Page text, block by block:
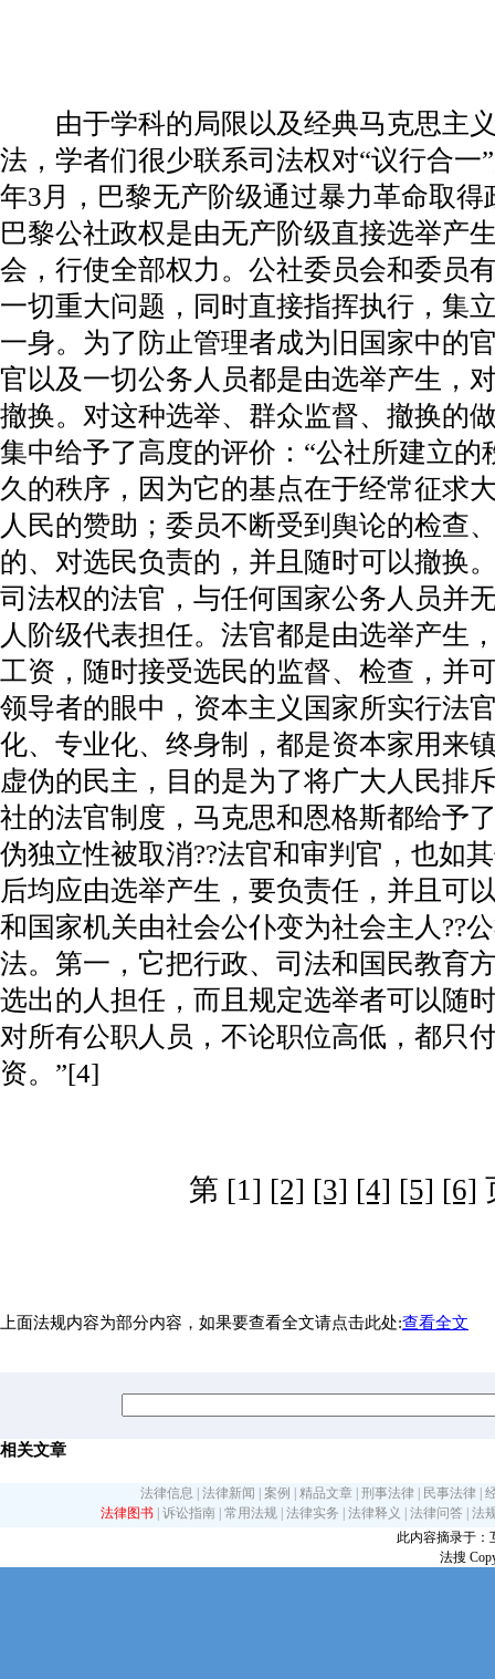
由于学科的局限以及经典马克思主义
法，学者们很少联系司法权对“议行合一
年3月，巴黎无产阶级通过暴力革命取
巴黎公社政权是由无产阶级直接选举产
会，行使全部权力。公社委员会和委员
一切重大问题，同时直接指挥执行，集
一身。为了防止管理者成为旧国家中的
官以及一切公务人员都是由选举产生，
撤换。对这种选举、群众监督、撤换的
集中给予了高度的评价：“公社所建立
久的秩序，因为它的基点在于经常征求
人民的赞助；委员不断受到舆论的检查
的、对选民负责的，并且随时可以撤换
司法权的法官，与任何国家公务人员并
人阶级代表担任。法官都是由选举产生
工资，随时接受选民的监督、检查，并
领导者的眼中，资本主义国家所实行法
化、专业化、终身制，都是资本家用来
虚伪的民主，目的是为了将广大人民排
社的法官制度，马克思和恩格斯都给予
伪独立性被取消??法官和审判官，也如
后均应由选举产生，要负责任，并且可
和国家机关由社会公仆变为社会主人??
法。第一，它把行政、司法和国民教育
选出的人担任，而且规定选举者可以随
对所有公职人员，不论职位高低，都只
资。”[4]
第 [1] [2] [3] [4] [5] [6]
上面法规内容为部分内容，如果要查看全文请点击此处:查看全文
相关文章
法律信息 法律新闻 案例 精品文章 刑事法律 民事法律
法律图书 诉讼指南 常用法规 法律实务 法律释义 法律问答
法
此内容摘录于：
法搜